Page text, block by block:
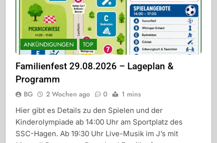
ANKÜNDIGUNGEN TOP
Familienfest 29.08.2026 – Lageplan &
Programm
BG 2 Wochen ago 0 1 mins
Hier gibt es Details zu den Spielen und der
Kinderolympiade ab 14:00 Uhr am Sportplatz des
SSC-Hagen. Ab 19:30 Uhr Live-Musik im J’s mit